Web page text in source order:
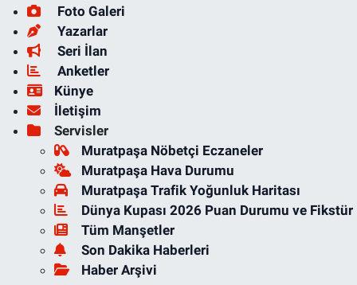
Foto Galeri
Yazarlar
Seri İlan
Anketler
Künye
İletişim
Servisler
Muratpaşa Nöbetçi Eczaneler
Muratpaşa Hava Durumu
Muratpaşa Trafik Yoğunluk Haritası
Dünya Kupası 2026 Puan Durumu ve Fikstür
Tüm Manşetler
Son Dakika Haberleri
Haber Arşivi